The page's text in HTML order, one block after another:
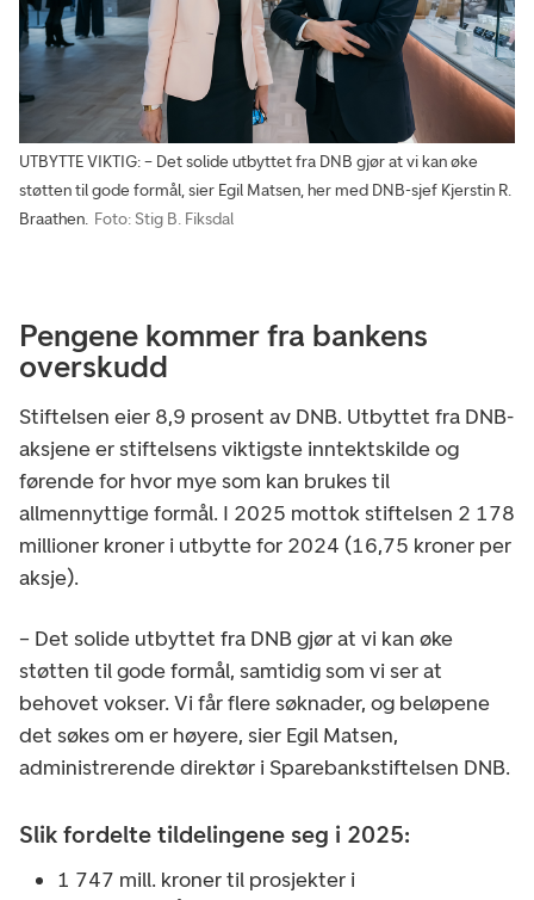
UTBYTTE VIKTIG: – Det solide utbyttet fra DNB gjør at vi kan øke
støtten til gode formål, sier Egil Matsen, her med DNB-sjef Kjerstin R.
Braathen. Foto: Stig B. Fiksdal
Pengene kommer fra bankens
overskudd
Stiftelsen eier 8,9 prosent av DNB. Utbyttet fra DNB-
aksjene er stiftelsens viktigste inntektskilde og
førende for hvor mye som kan brukes til
allmennyttige formål. I 2025 mottok stiftelsen 2 178
millioner kroner i utbytte for 2024 (16,75 kroner per
aksje).
– Det solide utbyttet fra DNB gjør at vi kan øke
støtten til gode formål, samtidig som vi ser at
behovet vokser. Vi får flere søknader, og beløpene
det søkes om er høyere, sier Egil Matsen,
administrerende direktør i Sparebankstiftelsen DNB.
Slik fordelte tildelingene seg i 2025:
1 747 mill. kroner til prosjekter i